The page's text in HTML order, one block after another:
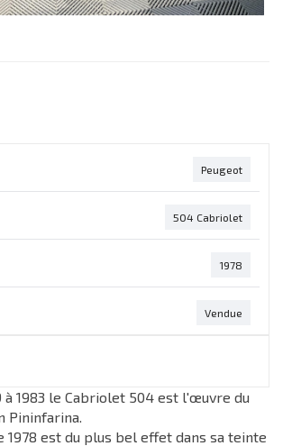
Peugeot
504 Cabriolet
1978
Vendue
à 1983 le Cabriolet 504 est l'œuvre du
Pininfarina.
1978 est du plus bel effet dans sa teinte